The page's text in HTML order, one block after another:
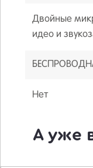
А уже
Двойные
идео и
Нет